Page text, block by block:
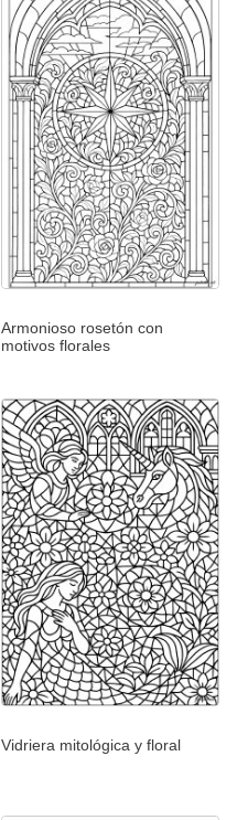
Armonioso rosetón con
motivos florales
Vidriera mitológica y floral